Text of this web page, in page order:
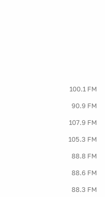
100.1 FM
90.9 FM
107.9 FM
105.3 FM
88.8 FM
88.6 FM
88.3 FM